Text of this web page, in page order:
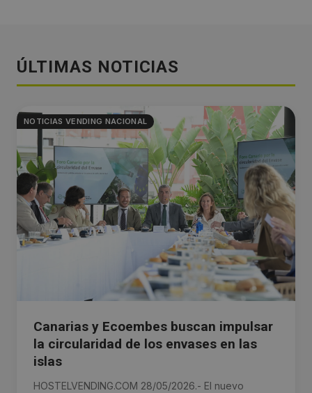
ÚLTIMAS NOTICIAS
NOTICIAS VENDING NACIONAL
Canarias y Ecoembes buscan impulsar
la circularidad de los envases en las
islas
HOSTELVENDING.COM 28/05/2026.- El nuevo